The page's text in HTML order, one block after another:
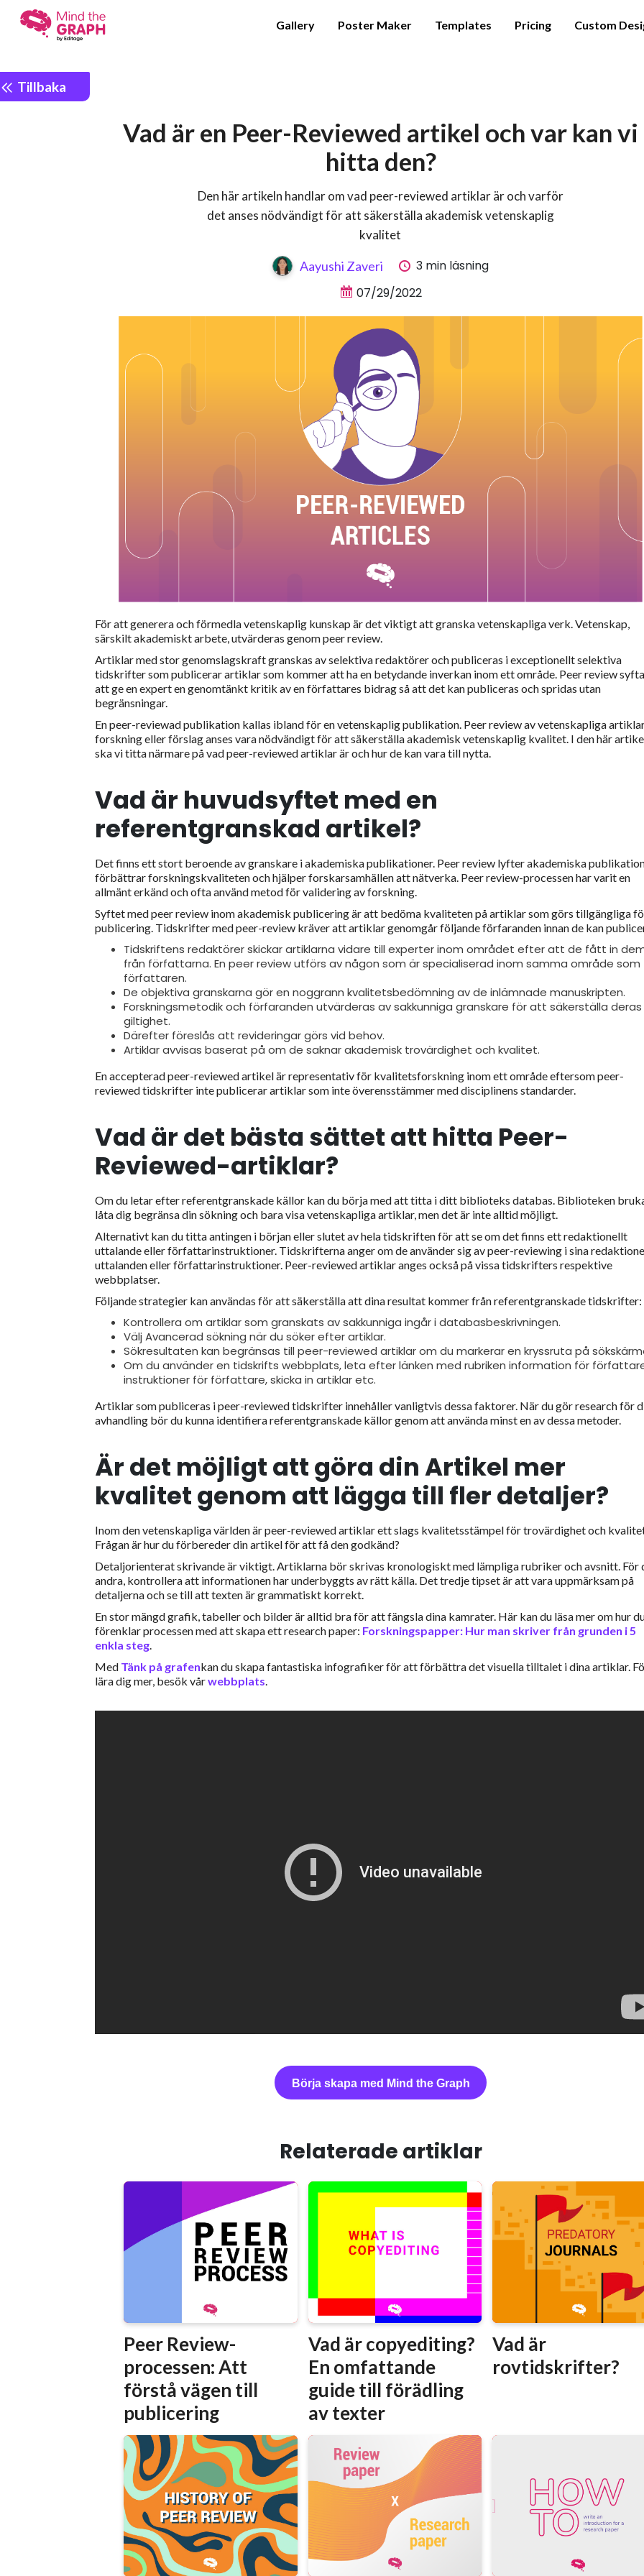
Gallery Poster Maker Templates Pricing Custom
Tillbaka
Vad är en Peer-Reviewed artikel och var kan vi
hitta den?
Den här artikeln handlar om vad peer-reviewed artiklar är och varför
det anses nödvändigt för att säkerställa akademisk vetenskaplig
kvalitet
Aayushi Zaveri
3 min läsning
07/29/2022
För att generera och förmedla vetenskaplig kunskap är det viktigt att granska vetenskapliga verk. Vetenskap,
särskilt akademiskt arbete, utvärderas genom peer review.
Artiklar med stor genomslagskraft granskas av selektiva redaktörer och publiceras i exceptionellt selektiva
tidskrifter som publicerar artiklar som kommer att ha en betydande inverkan inom ett område. Peer review
att ge en expert en genomtänkt kritik av en författares bidrag så att det kan publiceras och spridas utan
begränsningar.
En peer-reviewad publikation kallas ibland för en vetenskaplig publikation. Peer review av vetenskapliga
forskning eller förslag anses vara nödvändigt för att säkerställa akademisk vetenskaplig kvalitet. I den här
ska vi titta närmare på vad peer-reviewed artiklar är och hur de kan vara till nytta.
Vad är huvudsyftet med en
referentgranskad artikel?
Det finns ett stort beroende av granskare i akademiska publikationer. Peer review lyfter akademiska
förbättrar forskningskvaliteten och hjälper forskarsamhällen att nätverka. Peer review-processen har varit en
allmänt erkänd och ofta använd metod för validering av forskning.
Syftet med peer review inom akademisk publicering är att bedöma kvaliteten på artiklar som görs tillgängliga
publicering. Tidskrifter med peer-review kräver att artiklar genomgår följande förfaranden innan de kan
Tidskriftens redaktörer skickar artiklarna vidare till experter inom området efter att de fått in
från författarna. En peer review utförs av någon som är specialiserad inom samma område som
författaren.
De objektiva granskarna gör en noggrann kvalitetsbedömning av de inlämnade manuskripten.
Forskningsmetodik och förfaranden utvärderas av sakkunniga granskare för att säkerställa deras
giltighet.
Därefter föreslås att revideringar görs vid behov.
Artiklar avvisas baserat på om de saknar akademisk trovärdighet och kvalitet.
En accepterad peer-reviewed artikel är representativ för kvalitetsforskning inom ett område eftersom peer-
reviewed tidskrifter inte publicerar artiklar som inte överensstämmer med disciplinens standarder.
Vad är det bästa sättet att hitta Peer-
Reviewed-artiklar?
Om du letar efter referentgranskade källor kan du börja med att titta i ditt biblioteks databas. Biblioteken
låta dig begränsa din sökning och bara visa vetenskapliga artiklar, men det är inte alltid möjligt.
Alternativt kan du titta antingen i början eller slutet av hela tidskriften för att se om det finns ett redaktionellt
uttalande eller författarinstruktioner. Tidskrifterna anger om de använder sig av peer-reviewing i sina
uttalanden eller författarinstruktioner. Peer-reviewed artiklar anges också på vissa tidskrifters respektive
webbplatser.
Följande strategier kan användas för att säkerställa att dina resultat kommer från referentgranskade tidskrifter:
Kontrollera om artiklar som granskats av sakkunniga ingår i databasbeskrivningen.
Välj Avancerad sökning när du söker efter artiklar.
Sökresultaten kan begränsas till peer-reviewed artiklar om du markerar en kryssruta på
Om du använder en tidskrifts webbplats, leta efter länken med rubriken information för
instruktioner för författare, skicka in artiklar etc.
Artiklar som publiceras i peer-reviewed tidskrifter innehåller vanligtvis dessa faktorer. När du gör research för
avhandling bör du kunna identifiera referentgranskade källor genom att använda minst en av dessa metoder.
Är det möjligt att göra dinArtikel mer
kvalitet genom att lägga till fler detaljer?
Inom den vetenskapliga världen är peer-reviewed artiklar ett slags kvalitetsstämpel för trovärdighet och
Frågan är hur du förbereder din artikel för att få den godkänd?
Detaljorienterat skrivande är viktigt. Artiklarna bör skrivas kronologiskt med lämpliga rubriker och avsnitt. För
andra, kontrollera att informationen har underbyggts av rätt källa. Det tredje tipset är att vara uppmärksam på
detaljerna och se till att texten är grammatiskt korrekt.
En stor mängd grafik, tabeller och bilder är alltid bra för att fängsla dina kamrater. Här kan du läsa mer om hur
förenklar processen med att skapa ett research paper: Forskningspapper: Hur man skriver från grunden i 5
enkla steg.
Med Tänk på grafenkan du skapa fantastiska infografiker för att förbättra det visuella tilltalet i dina artiklar.
lära dig mer, besök vårwebbplats.
Börja skapa med Mind the Graph
Relaterade artiklar
Peer Review-
processen: Att
förstå vägen till
publicering
Vad är copyediting?
En omfattande
guide till förädling
av texter
Vad är
rovtidskrifter?